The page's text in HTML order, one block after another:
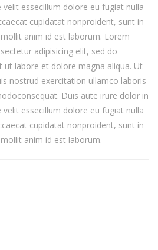
essecillum dolore eu fugiat nulla
cupidatat nonproident, sunt in
anim id est laborum. Lorem
adipisicing elit, sed do
ut labore et dolore magna aliqua. Ut
nostrud exercitation ullamco laboris
Duis aute irure dolor in
essecillum dolore eu fugiat nulla
cupidatat nonproident, sunt in
anim id est laborum.